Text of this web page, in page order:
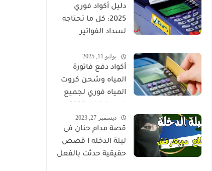
دليل أكواد فوري
2025: كل ما تحتاجه
لسداد الفواتير
في مصر
يوليو 11, 2025
أكواد دفع فاتورة
المياه وشحن كروت
المياه فوري لجميع
ديسمبر 27, 2023
قصة مدام حنان فى
ليلة الدخله I قصص
حقيقية حدثت بالفعل